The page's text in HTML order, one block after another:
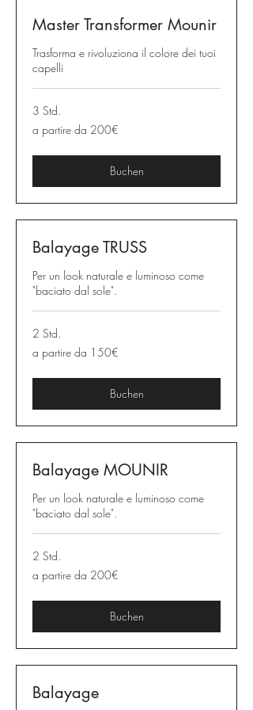
Master Transformer Mounir
Trasforma e rivoluziona il colore dei tuoi
capelli
3 Std.
partire
a partire da 200€
Buchen
Balayage TRUSS
Per un look naturale e luminoso come
"baciato dal sole".
2 Std.
partire
a partire da 150€
Buchen
Balayage MOUNIR
Per un look naturale e luminoso come
"baciato dal sole".
2 Std.
partire
a partire da 200€
Buchen
Balayage